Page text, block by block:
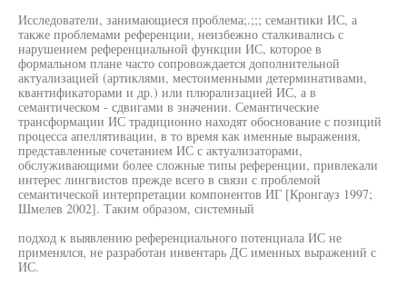
Исследователи, занимающиеся проблема;.;;; семантики ИС, а
также проблемами референции, неизбежно сталкивались с
нарушением референциальной функции ИС, которое в
формальном плане часто сопровождается дополнительной
актуализацией (артиклями, местоименными детерминативами,
квантификаторами и др.) или плюрализацией ИС, а в
семантическом - сдвигами в значении. Семантические
трансформации ИС традиционно находят обоснование с позиций
процесса апеллятивации, в то время как именные выражения,
представленные сочетанием ИС с актуализаторами,
обслуживающими более сложные типы референции, привлекали
интерес лингвистов прежде всего в связи с проблемой
семантической интерпретации компонентов ИГ [Кронгауз 1997;
Шмелев 2002]. Таким образом, системный
подход к выявлению референциального потенциала ИС не
применялся, не разработан инвентарь ДС именных выражений с
ИС.